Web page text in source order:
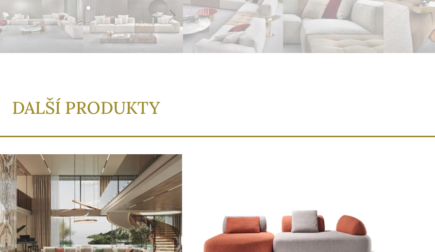
DALŠÍ PRODUKTY